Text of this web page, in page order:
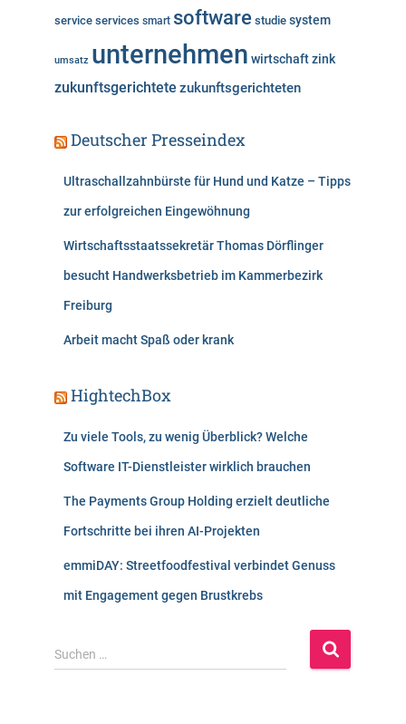
service services smart software studie system
umsatz unternehmen wirtschaftzink
zukunftsgerichtete zukunftsgerichteten
Deutscher Presseindex
Ultraschallzahnbürste für Hund und Katze – Tipps
zur erfolgreichen Eingewöhnung
Wirtschaftsstaatssekretär Thomas Dörflinger
besucht Handwerksbetrieb im Kammerbezirk
Freiburg
Arbeit macht Spaß oder krank
HightechBox
Zu viele Tools, zu wenig Überblick? Welche
Software IT-Dienstleister wirklich brauchen
The Payments Group Holding erzielt deutliche
Fortschritte bei ihren AI-Projekten
emmiDAY: Streetfoodfestival verbindet Genuss
mit Engagement gegen Brustkrebs
S
u
Suchen …